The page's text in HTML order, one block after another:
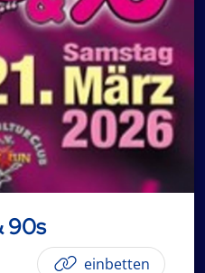
90s
einbetten